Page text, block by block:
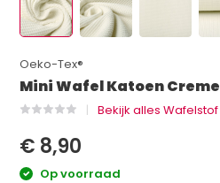
Oeko-Tex®
Mini Wafel Katoen Creme
Bekijk alles Wafelstof
€ 8,90
Op voorraad